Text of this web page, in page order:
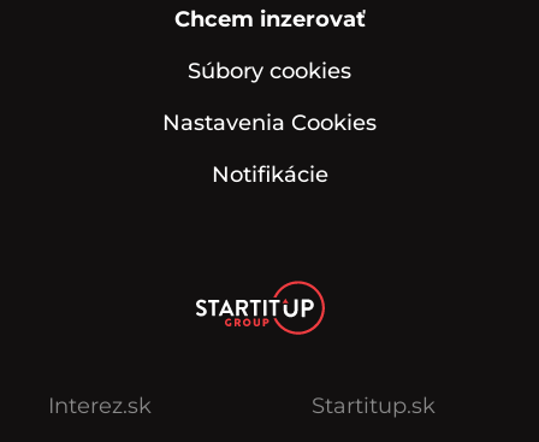
Chcem inzerovať
Súbory cookies
Nastavenia Cookies
Notifikácie
Interez.sk
Startitup.sk